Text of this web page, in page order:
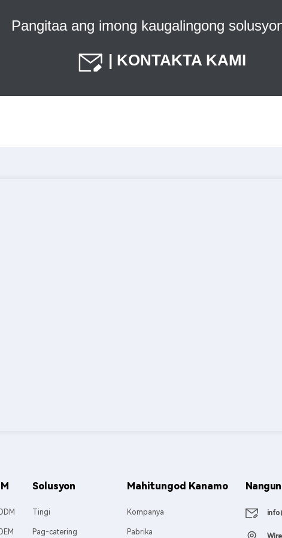
Pangitaa ang imong kaugalingong
| KONTAKTA KAMI
Solusyon
Tingi
Pag-catering
Mahitungod Kanamo
Kompanya
Pabrika